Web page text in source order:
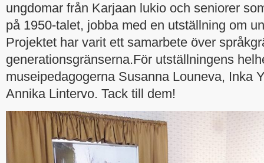
ungdomar från Karjaan lukio och seniorer
på 1950-talet, jobba med en utställning om
Projektet har varit ett samarbete över
generationsgränserna.För utställningens
museipedagogerna Susanna Louneva, Inka
Annika Lintervo. Tack till dem!